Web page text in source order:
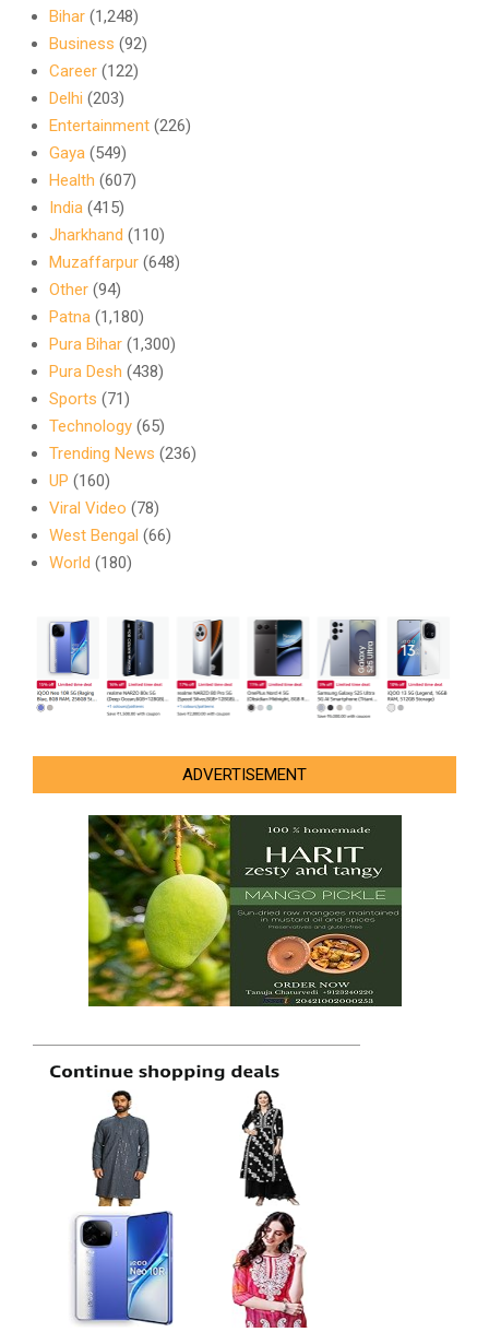
Bihar (1,248)
Business (92)
Career (122)
Delhi (203)
Entertainment (226)
Gaya (549)
Health (607)
India (415)
Jharkhand (110)
Muzaffarpur (648)
Other (94)
Patna (1,180)
Pura Bihar (1,300)
Pura Desh (438)
Sports (71)
Technology (65)
Trending News (236)
UP (160)
Viral Video (78)
West Bengal (66)
World (180)
ADVERTISEMENT